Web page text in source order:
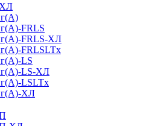
FRLS
FRLS-ХЛ
FRLSLTx
LS
LS-ХЛ
LSLTx
ХЛ